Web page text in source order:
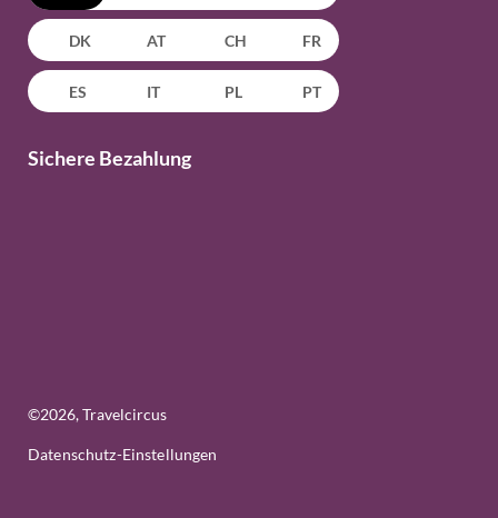
DK AT CH FR
ES IT PL PT
Sichere Bezahlung
©2026, Travelcircus
Datenschutz-Einstellungen